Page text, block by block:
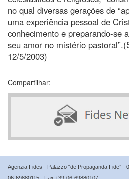
no qual diversas gerações de
uma experiência pessoal de
conhecimento e preparando-se
seu amor no mistério
12/5/2003)
Compartilhar:
Agenzia Fides - Palazzo “de Propaganda Fide” -